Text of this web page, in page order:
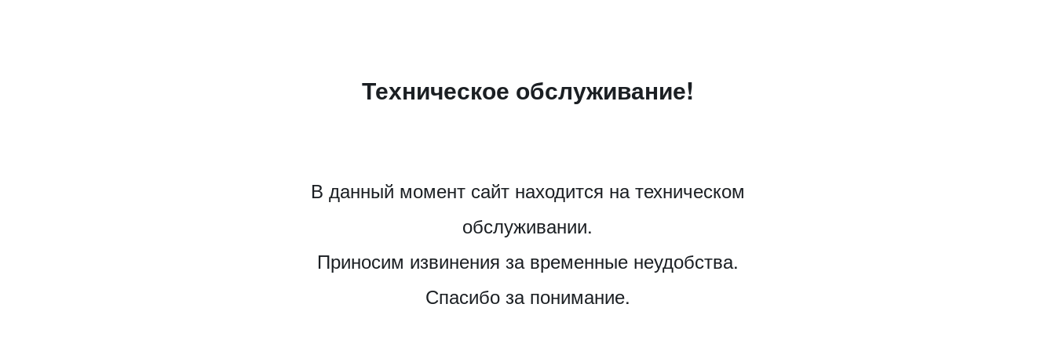
Техническое обслуживание!
В данный момент сайт находится на техническом
обслуживании.
Приносим извинения за временные неудобства.
Спасибо за понимание.